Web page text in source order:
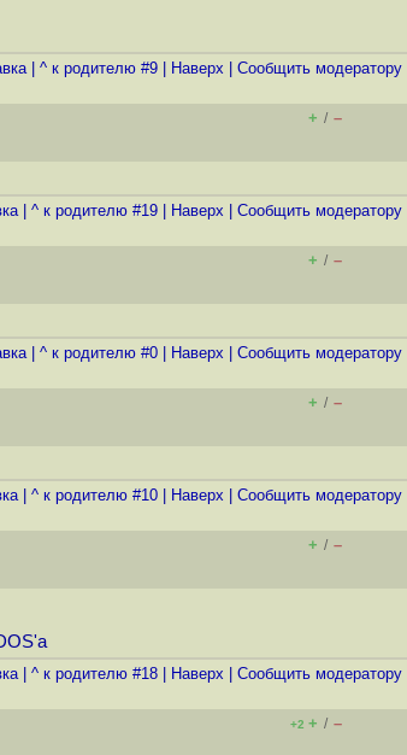
| ^ к родителю #9 Наверх Cообщить модератору
+ / –
| ^ к родителю #19 Наверх Cообщить модератору
+ / –
| ^ к родителю #0 Наверх Cообщить модератору
+ / –
| ^ к родителю #10 Наверх Cообщить модератору
+ / –
| ^ к родителю #18 Наверх Cообщить модератору
+2 + / –